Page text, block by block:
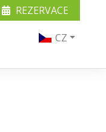
REZERVACE
CZ